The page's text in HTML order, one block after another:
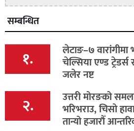
सम्बन्धित
१. लेटाङ–७
चेल्सिया एण्ड
जलेर नष्ट
२. उत्तरी मोरङको
भरिभराउ, चिसो
तान्यो हजारौँ